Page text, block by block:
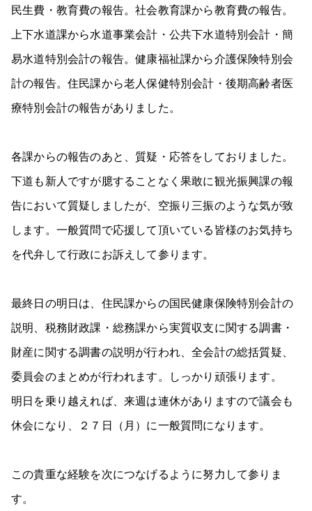
民生費・教育費の報告。社会教育課から教育費の報告。
上下水道課から水道事業会計・公共下水道特別会計・簡
易水道特別会計の報告。健康福祉課から介護保険特別会
計の報告。住民課から老人保健特別会計・後期高齢者医
療特別会計の報告がありました。
各課からの報告のあと、質疑・応答をしておりました。
下道も新人ですが臆することなく果敢に観光振興課の報
告において質疑しましたが、空振り三振のような気が致
します。一般質問で応援して頂いている皆様のお気持ち
を代弁して行政にお訴えして参ります。
最終日の明日は、住民課からの国民健康保険特別会計の
説明、税務財政課・総務課から実質収支に関する調書・
財産に関する調書の説明が行われ、全会計の総括質疑、
委員会のまとめが行われます。しっかり頑張ります。
明日を乗り越えれば、来週は連休がありますので議会も
休会になり、２７日（月）に一般質問になります。
この貴重な経験を次につなげるように努力して参りま
す。